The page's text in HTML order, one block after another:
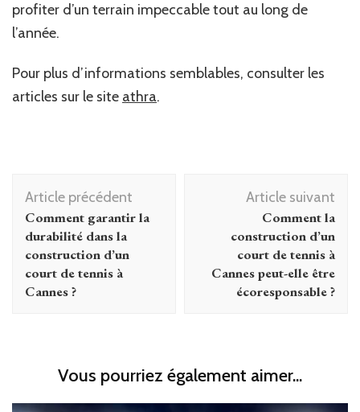
profiter d’un terrain impeccable tout au long de
l’année.
Pour plus d’informations semblables, consulter les
articles sur le site athra.
Navigation
d'article
Article précédent
Comment garantir la
durabilité dans la
construction d’un
court de tennis à
Cannes ?
Article suivant
Comment la
construction d’un
court de tennis à
Cannes peut-elle être
écoresponsable ?
Vous pourriez également aimer...